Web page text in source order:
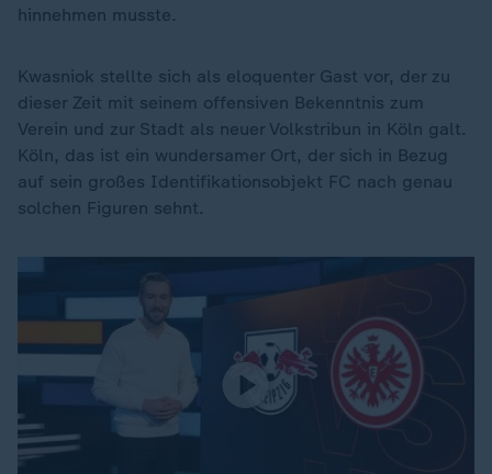
hinnehmen musste.
Kwasniok stellte sich als eloquenter Gast vor, der zu
dieser Zeit mit seinem offensiven Bekenntnis zum
Verein und zur Stadt als neuer Volkstribun in Köln galt.
Köln, das ist ein wundersamer Ort, der sich in Bezug
auf sein großes Identifikationsobjekt FC nach genau
solchen Figuren sehnt.